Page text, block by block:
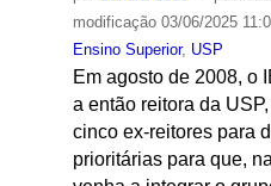
modificação03/06/2025
Ensino Superior, USP
Em agosto de 2008, o
a então reitora da
cinco ex-reitores para
prioritárias para que,